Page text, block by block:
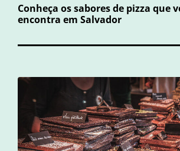
Conheça os sabores de pizza que
encontra em Salvador